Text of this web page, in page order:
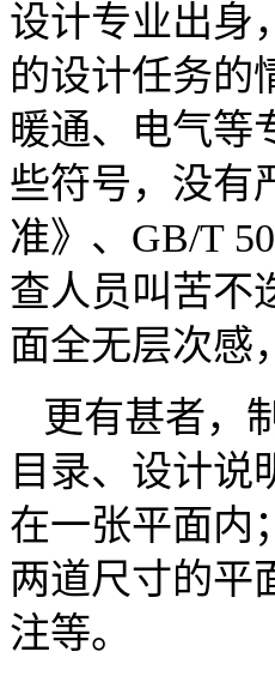
设计专业出身
的设计任务的
暖通、电气等
些符号，没有
准》、GB/T
查人员叫苦不
面全无层次感
更有甚者，
目录、设计说
在一张平面内
两道尺寸的平
注等。